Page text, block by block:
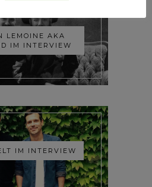
LEMOINE AKA
IM INTERVIEW
IM INTERVIEW